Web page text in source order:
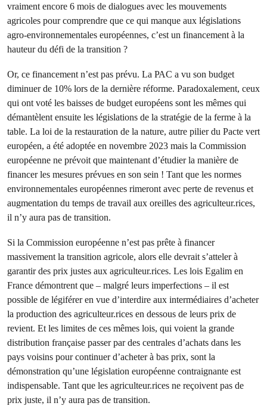
vraiment encore 6 mois de dialogues avec les mouvements
agricoles pour comprendre que ce qui manque aux législations
agro-environnementales européennes, c’est un financement à la
hauteur du défi de la transition ?
Or, ce financement n’est pas prévu. La PAC a vu son budget
diminuer de 10% lors de la dernière réforme. Paradoxalement, ceux
qui ont voté les baisses de budget européens sont les mêmes qui
démantèlent ensuite les législations de la stratégie de la ferme à la
table. La loi de la restauration de la nature, autre pilier du Pacte vert
européen, a été adoptée en novembre 2023 mais la Commission
européenne ne prévoit que maintenant d’étudier la manière de
financer les mesures prévues en son sein ! Tant que les normes
environnementales européennes rimeront avec perte de revenus et
augmentation du temps de travail aux oreilles des agriculteur.rices,
il n’y aura pas de transition.
Si la Commission européenne n’est pas prête à financer
massivement la transition agricole, alors elle devrait s’atteler à
garantir des prix justes aux agriculteur.rices. Les lois Egalim en
France démontrent que – malgré leurs imperfections – il est
possible de légiférer en vue d’interdire aux intermédiaires d’acheter
la production des agriculteur.rices en dessous de leurs prix de
revient. Et les limites de ces mêmes lois, qui voient la grande
distribution française passer par des centrales d’achats dans les
pays voisins pour continuer d’acheter à bas prix, sont la
démonstration qu’une législation européenne contraignante est
indispensable. Tant que les agriculteur.rices ne reçoivent pas de
prix juste, il n’y aura pas de transition.